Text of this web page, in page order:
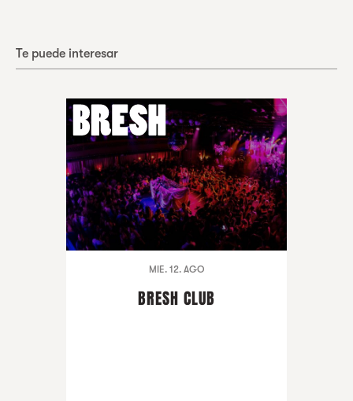
Te puede interesar
MIE. 12. AGO
BRESH CLUB